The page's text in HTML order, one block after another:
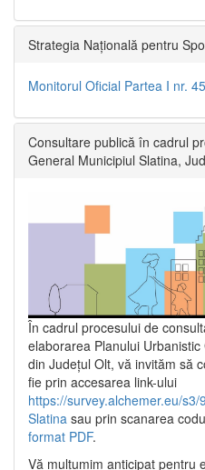
Strategia Națională pentru
Monitorul Oficial Partea I nr.
Consultare publică în cadrul
General Municipiul Slatina,
În cadrul procesului de
elaborarea Planului
din Județul Olt, vă invităm să
fie prin accesarea link-ului
https://survey.alchemer.eu/
Slatina sau prin scanarea
format PDF.
Vă mulţumim anticipat pentru